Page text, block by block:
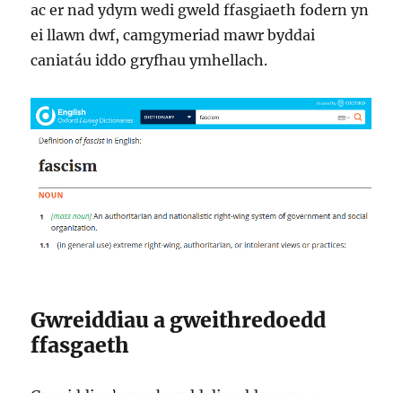
ac er nad ydym wedi gweld ffasgiaeth fodern yn
ei llawn dwf, camgymeriad mawr byddai
caniatáu iddo gryfhau ymhellach.
Gwreiddiau a gweithredoedd
ffasgaeth